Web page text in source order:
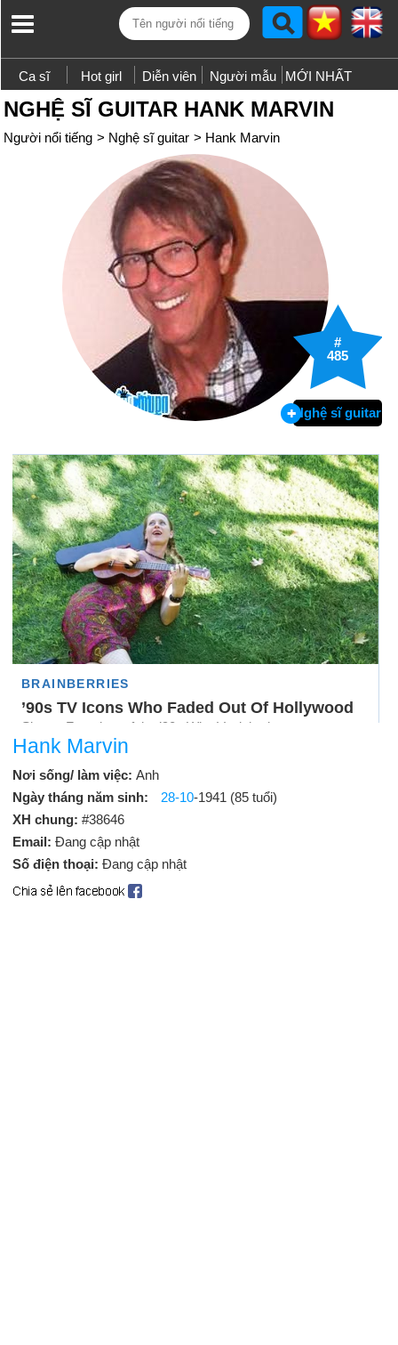
Ca sĩ Hot girl Diễn viên Người mẫu MỚI NHẤT
NGHỆ SĨ GUITAR HANK MARVIN
Người nổi tiếng > Nghệ sĩ guitar > Hank Marvin
#
485
Nghệ sĩ guitar
Hank Marvin
Nơi sống/ làm việc: Anh
Ngày tháng năm sinh:
28-10-1941 (85 tuổi)
XH chung: #38646
Email: Đang cập nhật
Số điện thoại: Đang cập nhật